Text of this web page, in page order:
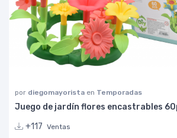
por diegomayorista en Temporadas
Juego de jardín flores encastrables
+117 Ventas